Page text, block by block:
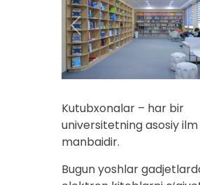
Previous
Kutubxonalar – har bir
universitetning asosiy ilm
manbaidir.
Bugun yoshlar